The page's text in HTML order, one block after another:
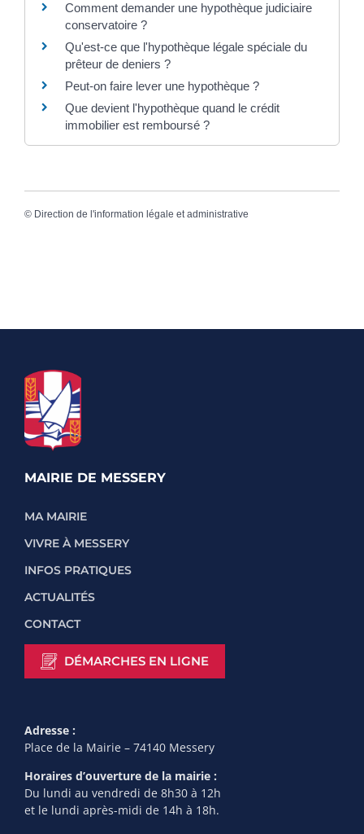
Comment demander une hypothèque judiciaire
conservatoire ?
Qu'est-ce que l'hypothèque légale spéciale du
prêteur de deniers ?
Peut-on faire lever une hypothèque ?
Que devient l'hypothèque quand le crédit
immobilier est remboursé ?
© Direction de l'information légale et administrative
MAIRIE DE MESSERY
MA MAIRIE
VIVRE À MESSERY
INFOS PRATIQUES
ACTUALITÉS
CONTACT
DÉMARCHES EN LIGNE
Adresse :
Place de la Mairie – 74140 Messery
Horaires d’ouverture de la mairie :
Du lundi au vendredi de 8h30 à 12h
et le lundi après-midi de 14h à 18h.